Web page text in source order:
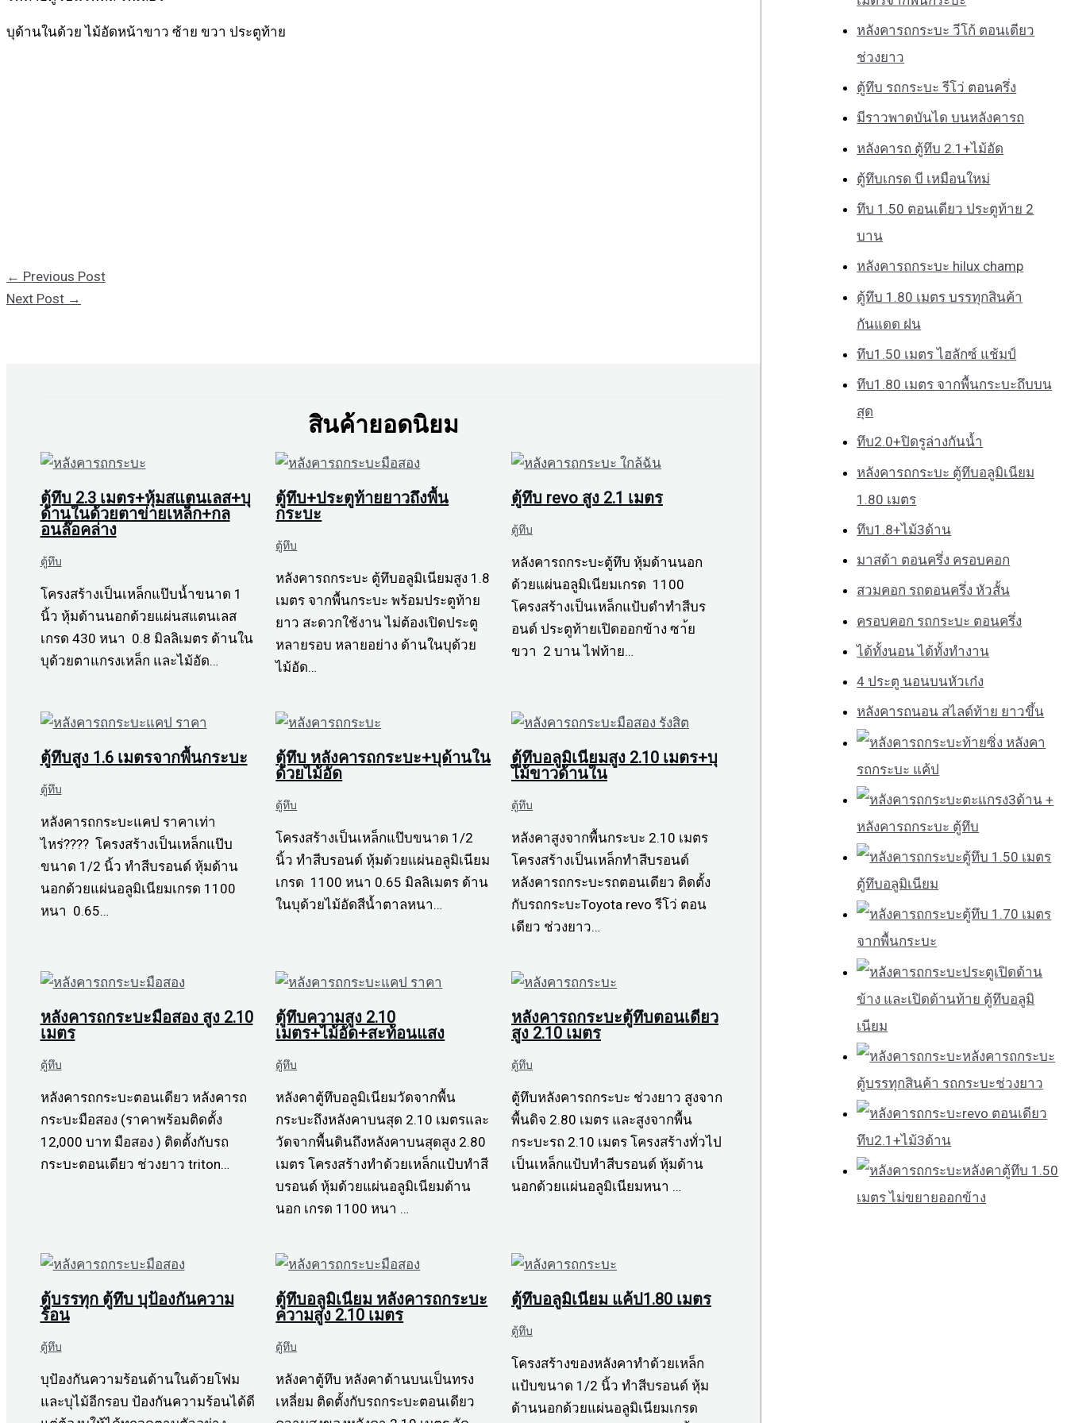
บุด้านในด้วย ไม้อัดหน้าขาว ซ้าย ขวา ประตูท้าย
← Previous Post
Next Post →
สินค้ายอดนิยม
ตู้ทึบ 2.3 เมตร+หุ้มสแตนเลส+บุ
ด้านในด้วยตาข่ายเหล็ก+กล
อนล๊อคล่าง
ตู้ทึบ
โครงสร้างเป็นเหล็กแป๊บน้ำขนาด 1
นิ้ว หุ้มด้านนอกด้วยแผ่นสแตนเลส
เกรด 430 หนา 0.8 มิลลิเมตร ด้านใน
บุด้วยตาแกรงเหล็ก และไม้อัด…
ตู้ทึบ+ประตูท้ายยาวถึงพื้น
กระบะ
ตู้ทึบ
หลังคารถกระบะ ตู้ทึบอลูมิเนียมสูง 1.8
เมตร จากพื้นกระบะ พร้อมประตูท้าย
ยาว สะดวกใช้งาน ไม่ต้องเปิดประตู
หลายรอบ หลายอย่าง ด้านในบุด้วย
ไม้อัด…
ตู้ทึบ revo สูง 2.1 เมตร
ตู้ทึบ
หลังคารถกระบะตู้ทึบ หุ้มด้านนอก
ด้วยแผ่นอลูมิเนียมเกรด 1100
โครงสร้างเป็นเหล็กแป้บดำทำสีบร
อนด์ ประตูท้ายเปิดออกข้าง ซา้ย
ขวา 2 บาน ไฟท้าย…
ตู้ทึบสูง 1.6 เมตรจากพื้นกระบะ
ตู้ทึบ
หลังคารถกระบะแคป ราคาเท่า
ไหร่???? โครงสร้างเป็นเหล็กแป๊บ
ขนาด 1/2 นิ้ว ทำสีบรอนด์ หุ้มด้าน
นอกด้วยแผ่นอลูมิเนียมเกรด 1100
หนา 0.65…
ตู้ทึบ หลังคารถกระบะ+บุด้านใน
ด้วยไม้อัด
ตู้ทึบ
โครงสร้างเป็นเหล็กแป๊บขนาด 1/2
นิ้ว ทำสีบรอนด์ หุ้มด้วยแผ่นอลูมิเนียม
เกรด 1100 หนา 0.65 มิลลิเมตร ด้าน
ในบุด้วยไม้อัดสีน้ำตาลหนา…
ตู้ทึบอลูมิเนียมสูง 2.10 เมตร+บุ
ไม้ขาวด้านใน
ตู้ทึบ
หลังคาสูงจากพื้นกระบะ 2.10 เมตร
โครงสร้างเป็นเหล็กทำสีบรอนด์
หลังคารถกระบะรถตอนเดียว ติดตั้ง
กับรถกระบะToyota revo รีโว่ ตอน
เดียว ช่วงยาว…
หลังคารถกระบะมือสอง สูง 2.10
เมตร
ตู้ทึบ
หลังคารถกระบะตอนเดียว หลังคารถ
กระบะมือสอง (ราคาพร้อมติดตั้ง
12,000 บาท มือสอง ) ติดตั้งกับรถ
กระบะตอนเดียว ช่วงยาว triton…
ตู้ทึบความสูง 2.10
เมตร+ไม้อัด+สะท้อนแสง
ตู้ทึบ
หลังคาตู้ทึบอลูมิเนียมวัดจากพื้น
กระบะถึงหลังคาบนสุด 2.10 เมตรและ
วัดจากพื้นดินถึงหลังคาบนสุดสูง 2.80
เมตร โครงสร้างทำด้วยเหล็กแป้บทำสี
บรอนด์ หุ้มด้วยแผ่นอลูมิเนียมด้าน
นอก เกรด 1100 หนา …
หลังคารถกระบะตู้ทึบตอนเดียว
สูง 2.10 เมตร
ตู้ทึบ
ตู้ทึบหลังคารถกระบะ ช่วงยาว สูงจาก
พื้นดิจ 2.80 เมตร และสูงจากพื้น
กระบะรถ 2.10 เมตร โครงสร้างทั่วไป
เป็นเหล็กแป้บทำสีบรอนด์ หุ้มด้าน
นอกด้วยแผ่นอลูมิเนียมหนา …
ตู้บรรทุก ตู้ทึบ บุป้องกันความ
ร้อน
ตู้ทึบ
บุป้องกันความร้อนด้านในด้วยโฟม
และบุไม้อีกรอบ ป้องกันความร้อนได้ดี
ตู้ทึบอลูมิเนียม หลังคารถกระบะ
ความสูง 2.10 เมตร
ตู้ทึบ
หลังคาตู้ทึบ หลังคาด้านบนเป็นทรง
เหลี่ยม ติดตั้งกับรถกระบะตอนเดียว
ตู้ทึบอลูมิเนียม แค้ป1.80 เมตร
ตู้ทึบ
โครงสร้างของหลังคาทำด้วยเหล็ก
แป้บขนาด 1/2 นิ้ว ทำสีบรอนด์ หุ้ม
ด้านนอกด้วยแผ่นอลูมิเนียมเกรด
หลังคารถกระบะ วีโก้ ตอนเดียว
ช่วงยาว
ตู้ทึบ รถกระบะ รีโว่ ตอนครึ่ง
มีราวพาดบันได บนหลังคารถ
หลังคารถ ตู้ทึบ 2.1+ไม้อัด
ตู้ทึบเกรด บี เหมือนใหม่
ทึบ 1.50 ตอนเดียว ประตูท้าย 2
บาน
หลังคารถกระบะ hilux champ
ตู้ทึบ 1.80 เมตร บรรทุกสินค้า
กันแดด ฝน
ทึบ1.50 เมตร ไฮลักซ์ แช้มป์
ทึบ1.80 เมตร จากพื้นกระบะถึบบน
สุด
ทึบ2.0+ปิดรูล่างกันน้ำ
หลังคารถกระบะ ตู้ทึบอลูมิเนียม
1.80 เมตร
ทึบ1.8+ไม้3ด้าน
มาสด้า ตอนครึ่ง ครอบคอก
สวมคอก รถตอนครึ่ง หัวสั้น
ครอบคอก รถกระบะ ตอนครึ่ง
ได้ทั้งนอน ได้ทั้งทำงาน
4 ประตู นอนบนหัวเก๋ง
หลังคารถนอน สไลด์ท้าย ยาวขึ้น
ท้ายซิ่ง หลังคา
รถกระบะ แค้ป
ตะแกรง3ด้าน +
หลังคารถกระบะ ตู้ทึบ
ตู้ทึบ 1.50 เมตร
ตู้ทึบอลูมิเนียม
ตู้ทึบ 1.70 เมตร
จากพื้นกระบะ
ประตูเปิดด้าน
ข้าง และเปิดด้านท้าย ตู้ทึบอลูมิ
เนียม
หลังคารถกระบะ
ตู้บรรทุกสินค้า รถกระบะช่วงยาว
revo ตอนเดียว
ทึบ2.1+ไม้3ด้าน
หลังคาตู้ทึบ 1.50
เมตร ไม่ขยายออกข้าง